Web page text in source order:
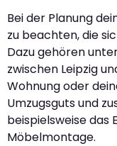
Bei der Planung
zu beachten, die
Dazu gehören
zwischen Leipzig
Wohnung oder
Umzugsguts und
beispielsweise das
Möbelmontage.